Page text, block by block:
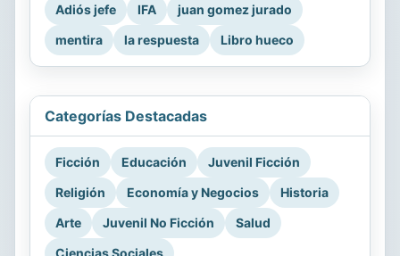
Adiós jefe IFA
juan gomez jurado
mentira
la respuesta Libro hueco
Categorías Destacadas
Ficción Educación
Juvenil Ficción
Religión
Economía y Negocios
Historia
Arte
Juvenil No Ficción
Salud
Ciencias Sociales